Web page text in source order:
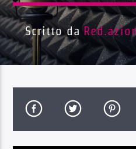
Titolo
Artista
Scritto da